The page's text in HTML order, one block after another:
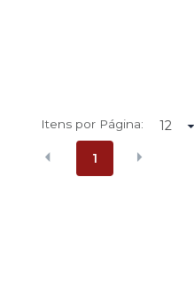
Itens por Página:
1